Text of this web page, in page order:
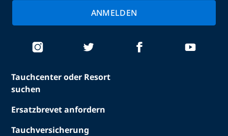
Tauchcenter oder Resort
suchen
Ersatzbrevet anfordern
Tauchversicherung
ANMELDEN